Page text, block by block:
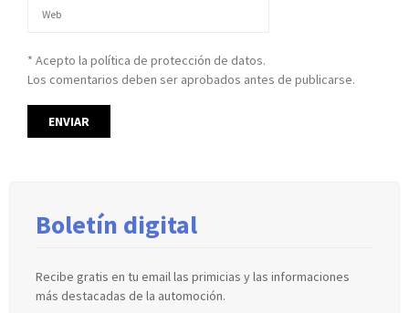
* Acepto la política de protección de datos.
Los comentarios deben ser aprobados antes de publicarse.
Boletín digital
Recibe gratis en tu email las primicias y las informaciones
más destacadas de la automoción.